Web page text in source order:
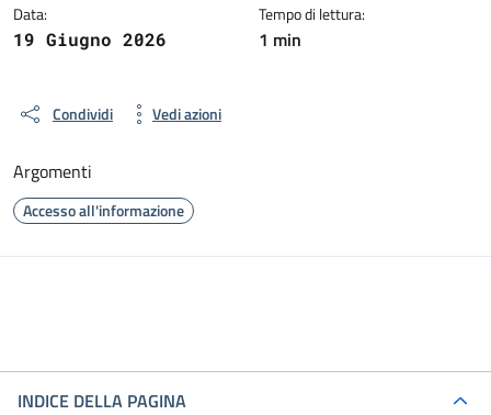
Data:
19 Giugno 2026
Tempo di lettura:
1 min
Condividi Vedi azioni
Argomenti
Accesso all'informazione
INDICE DELLA PAGINA